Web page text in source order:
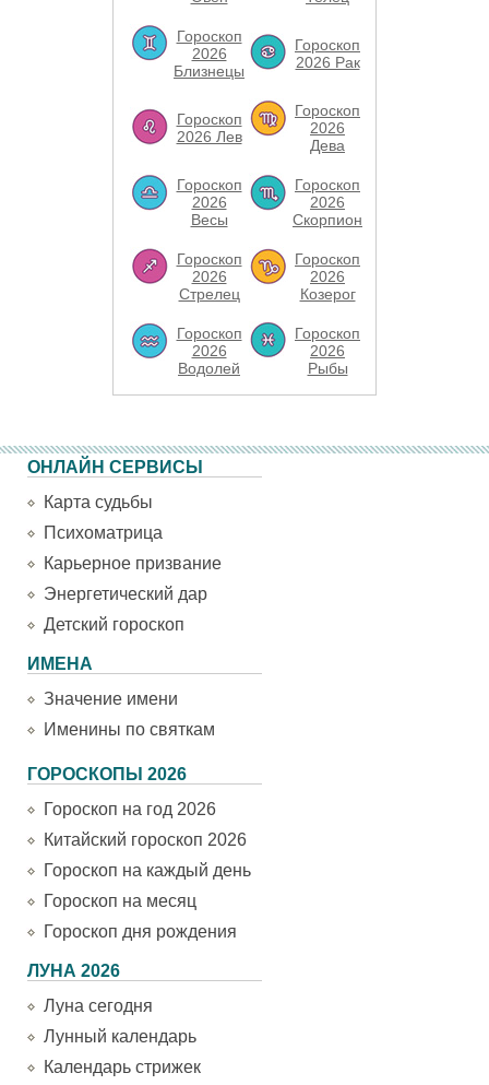
Гороскоп
2026
Близнецы
Гороскоп
2026 Рак
Гороскоп
2026 Лев
Гороскоп
2026
Дева
Гороскоп
2026
Весы
Гороскоп
2026
Скорпион
Гороскоп
2026
Стрелец
Гороскоп
2026
Козерог
Гороскоп
2026
Водолей
Гороскоп
2026
Рыбы
ОНЛАЙН СЕРВИСЫ
Карта судьбы
Психоматрица
Карьерное призвание
Энергетический дар
Детский гороскоп
ИМЕНА
Значение имени
Именины по святкам
ГОРОСКОПЫ 2026
Гороскоп на год 2026
Китайский гороскоп 2026
Гороскоп на каждый день
Гороскоп на месяц
Гороскоп дня рождения
ЛУНА 2026
Луна сегодня
Лунный календарь
Календарь стрижек